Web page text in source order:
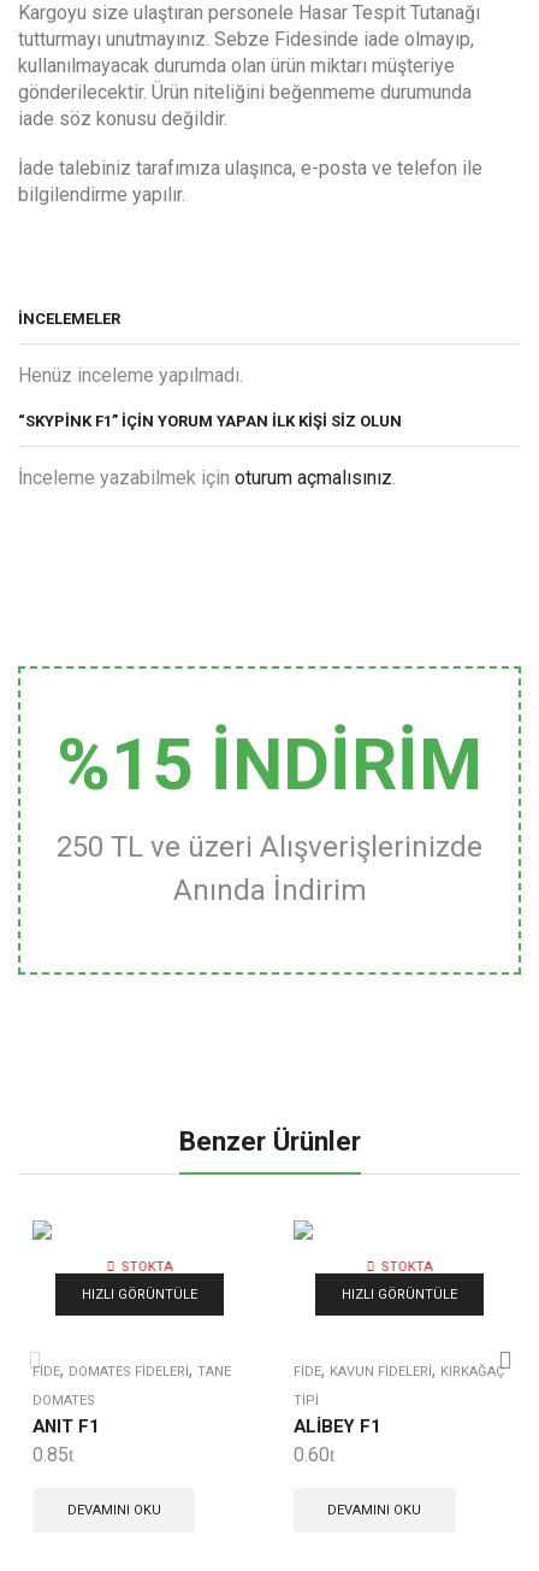
Kargoyu size ulaştıran personele Hasar Tespit Tutanağı
tutturmayı unutmayınız. Sebze Fidesinde iade olmayıp,
kullanılmayacak durumda olan ürün miktarı müşteriye
gönderilecektir. Ürün niteliğini beğenmeme durumunda
iade söz konusu değildir.
İade talebiniz tarafımıza ulaşınca, e-posta ve telefon ile
bilgilendirme yapılır.
İNCELEMELER
Henüz inceleme yapılmadı.
“SKYPİNK F1” IÇIN YORUM YAPAN ILK KIŞI SIZ OLUN
İnceleme yazabilmek için oturum açmalısınız
%15 İNDİRİM
250 TL ve üzeri Alışverişlerinizde
Anında İndirim
Benzer Ürünler
STOKTA
YOK
HIZLI GÖRÜNTÜLE
FIDE, DOMATES FIDELERI , TANE
DOMATES
ANIT F1
0.85
DEVAMINI OKU
STOKTA
YOK
HIZLI GÖRÜNTÜLE
FIDE, KAVUN FIDELERI , KIRKAĞAÇ
TIPI
ALİBEY F1
0.60
DEVAMINI OKU